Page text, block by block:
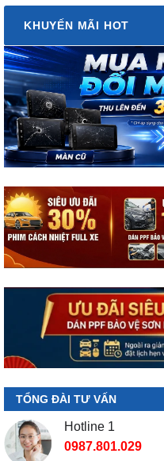
KHUYẾN MÃI HOT
TỔNG ĐÀI TƯ VẤN
Hotline 1
0987.801.029